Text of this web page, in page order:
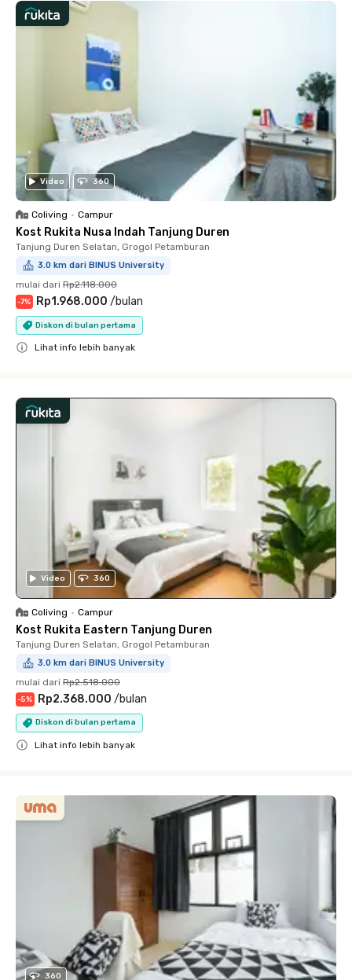
Video 360
Coliving • Campur
Kost Rukita Nusa Indah Tanjung Duren
Tanjung Duren Selatan, Grogol Petamburan
3.0 km dari BINUS University
mulai dari Rp2.118.000
-7% Rp1.968.000 /bulan
Diskon di bulan pertama
Lihat info lebih banyak
Video 360
Coliving • Campur
Kost Rukita Eastern Tanjung Duren
Tanjung Duren Selatan, Grogol Petamburan
3.0 km dari BINUS University
mulai dari Rp2.518.000
-5% Rp2.368.000 /bulan
Diskon di bulan pertama
Lihat info lebih banyak
360